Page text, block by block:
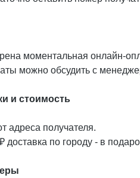
моментальная онлайн-
можно обсудить с
и стоимость
адреса получателя.
доставка по городу - в